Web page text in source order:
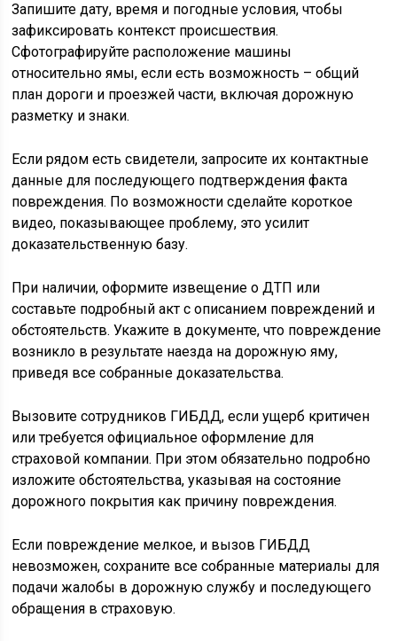
Запишите дату, время и погодные условия, чтобы
зафиксировать контекст происшествия.
Сфотографируйте расположение машины
относительно ямы, если есть возможность – общий
план дороги и проезжей части, включая дорожную
разметку и знаки.
Если рядом есть свидетели, запросите их контактные
данные для последующего подтверждения факта
повреждения. По возможности сделайте короткое
видео, показывающее проблему, это усилит
доказательственную базу.
При наличии, оформите извещение о ДТП или
составьте подробный акт с описанием повреждений и
обстоятельств. Укажите в документе, что повреждение
возникло в результате наезда на дорожную яму,
приведя все собранные доказательства.
Вызовите сотрудников ГИБДД, если ущерб критичен
или требуется официальное оформление для
страховой компании. При этом обязательно подробно
изложите обстоятельства, указывая на состояние
дорожного покрытия как причину повреждения.
Если повреждение мелкое, и вызов ГИБДД
невозможен, сохраните все собранные материалы для
подачи жалобы в дорожную службу и последующего
обращения в страховую.